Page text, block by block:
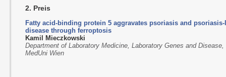
2. Preis
Fatty acid-binding protein 5 aggravates psoriasis and
disease through ferroptosis
Kamil Mieczkowski
Department of Laboratory Medicine, Laboratory Genes and Disease,
MedUni Wien